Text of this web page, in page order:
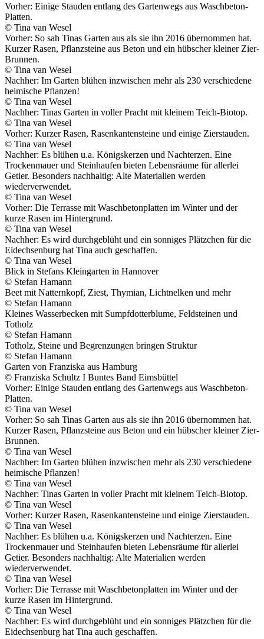
Vorher: Einige Stauden entlang des Gartenwegs aus Waschbeton-
Platten.
© Tina van Wesel
Vorher: So sah Tinas Garten aus als sie ihn 2016 übernommen hat.
Kurzer Rasen, Pflanzsteine aus Beton und ein hübscher kleiner Zier-
Brunnen.
© Tina van Wesel
Nachher: Im Garten blühen inzwischen mehr als 230 verschiedene
heimische Pflanzen!
© Tina van Wesel
Nachher: Tinas Garten in voller Pracht mit kleinem Teich-Biotop.
© Tina van Wesel
Vorher: Kurzer Rasen, Rasenkantensteine und einige Zierstauden.
© Tina van Wesel
Nachher: Es blühen u.a. Königskerzen und Nachterzen. Eine
Trockenmauer und Steinhaufen bieten Lebensräume für allerlei
Getier. Besonders nachhaltig: Alte Materialien werden
wiederverwendet.
© Tina van Wesel
Vorher: Die Terrasse mit Waschbetonplatten im Winter und der
kurze Rasen im Hintergrund.
© Tina van Wesel
Nachher: Es wird durchgeblüht und ein sonniges Plätzchen für die
Eidechsenburg hat Tina auch geschaffen.
© Tina van Wesel
Blick in Stefans Kleingarten in Hannover
© Stefan Hamann
Beet mit Natternkopf, Ziest, Thymian, Lichtnelken und mehr
© Stefan Hamann
Kleines Wasserbecken mit Sumpfdotterblume, Feldsteinen und
Totholz
© Stefan Hamann
Totholz, Steine und Begrenzungen bringen Struktur
© Stefan Hamann
Garten von Franziska aus Hamburg
© Franziska Schultz I Buntes Band Eimsbüttel
Vorher: Einige Stauden entlang des Gartenwegs aus Waschbeton-
Platten.
© Tina van Wesel
Vorher: So sah Tinas Garten aus als sie ihn 2016 übernommen hat.
Kurzer Rasen, Pflanzsteine aus Beton und ein hübscher kleiner Zier-
Brunnen.
© Tina van Wesel
Nachher: Im Garten blühen inzwischen mehr als 230 verschiedene
heimische Pflanzen!
© Tina van Wesel
Nachher: Tinas Garten in voller Pracht mit kleinem Teich-Biotop.
© Tina van Wesel
Vorher: Kurzer Rasen, Rasenkantensteine und einige Zierstauden.
© Tina van Wesel
Nachher: Es blühen u.a. Königskerzen und Nachterzen. Eine
Trockenmauer und Steinhaufen bieten Lebensräume für allerlei
Getier. Besonders nachhaltig: Alte Materialien werden
wiederverwendet.
© Tina van Wesel
Vorher: Die Terrasse mit Waschbetonplatten im Winter und der
kurze Rasen im Hintergrund.
© Tina van Wesel
Nachher: Es wird durchgeblüht und ein sonniges Plätzchen für die
Eidechsenburg hat Tina auch geschaffen.